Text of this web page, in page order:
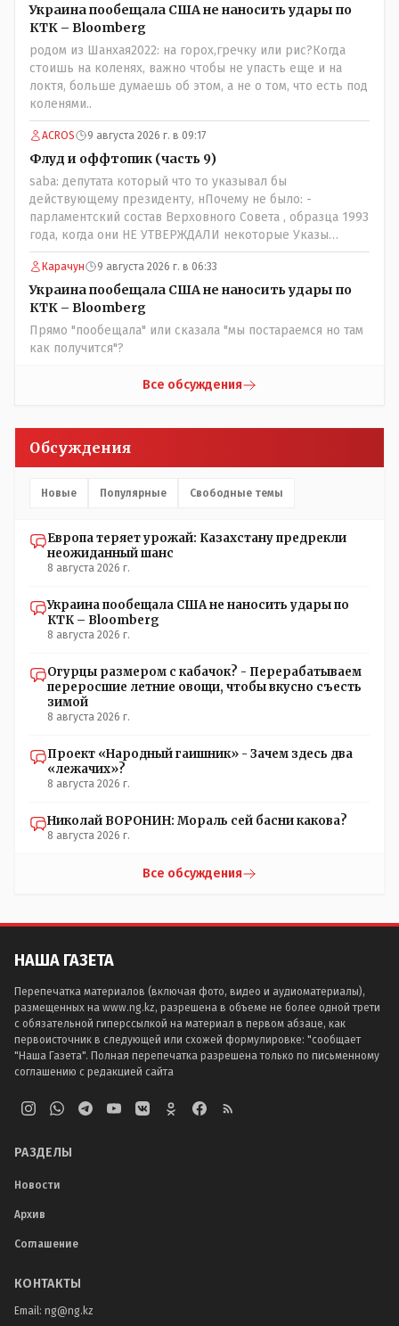
которые развернулись потом на 180 или 360 градусов,
посмотрев на того, как он не сдался, но ты же там сам
живешь и многое знаешь о тех, на кого работаешь.. Это
просто прагматизм и ничего личного. Победим мы, они
встанут под нас и наоборот и все это понимают..
Украина пообещала США не наносить удары по
КТК – Bloomberg
родом из Шанхая2022: на горох,гречку или рис?Когда
стоишь на коленях, важно чтобы не упасть еще и на
локтя, больше думаешь об этом, а не о том, что есть под
коленями..
ACROS 9 августа 2026 г. в 09:17
Флуд и оффтопик (часть 9)
saba: депутата который что то указывал бы
действующему президенту, нПочему не было: -
парламентский состав Верховного Совета , образца 1993
года, когда они НЕ УТВЕРЖДАЛИ некоторые Указы
Назарбаева, особенно в части выборов и перевыборов и
некоторых вопросах внутренней политики, и тогда
Назарбай волевым Указом РАСПУСТИЛ этот бунтарский
состав. Имя - Серикболсын Абдильдин вам знакомо -
юывший секретарь ЦК КП Казахстана , впоследствии -
депутат Верховного Совета и Мажлиса и Председатель
партии коммунстов- он в то время и после и причём
НЕОДНОКРАТНО, указывал и многократно на недостатки
Назарбая и предлагал ему самому ДОБРОВОЛЬНО уйти с
Карачун 9 августа 2026 г. в 06:33
Украина пообещала США не наносить удары по
КТК – Bloomberg
Прямо "пообещала" или сказала "мы постараемся но там
как получится"?
Все обсуждения
Обсуждения
Новые Популярные Свободные темы
Европа теряет урожай: Казахстану предрекли
неожиданный шанс
8 августа 2026 г.
Украина пообещала США не наносить удары по
КТК – Bloomberg
8 августа 2026 г.
Огурцы размером с кабачок? - Перерабатываем
переросшие летние овощи, чтобы вкусно съесть
зимой
8 августа 2026 г.
Проект «Народный гаишник» - Зачем здесь два
«лежачих»?
8 августа 2026 г.
Николай ВОРОНИН: Мораль сей басни какова?
8 августа 2026 г.
Все обсуждения
НАША ГАЗЕТА
Перепечатка материалов (включая фото, видео и аудиоматериалы),
размещенных на www.ng.kz, разрешена в объеме не более одной трети
с обязательной гиперссылкой на материал в первом абзаце, как
первоисточник в следующей или схожей формулировке: "сообщает
"Наша Газета". Полная перепечатка разрешена только по письменному
соглашению с редакцией сайта
РАЗДЕЛЫ
Новости
Архив
Соглашение
КОНТАКТЫ
Email: ng@ng.kz